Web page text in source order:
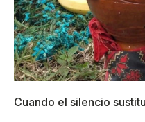
Cuando el silencio